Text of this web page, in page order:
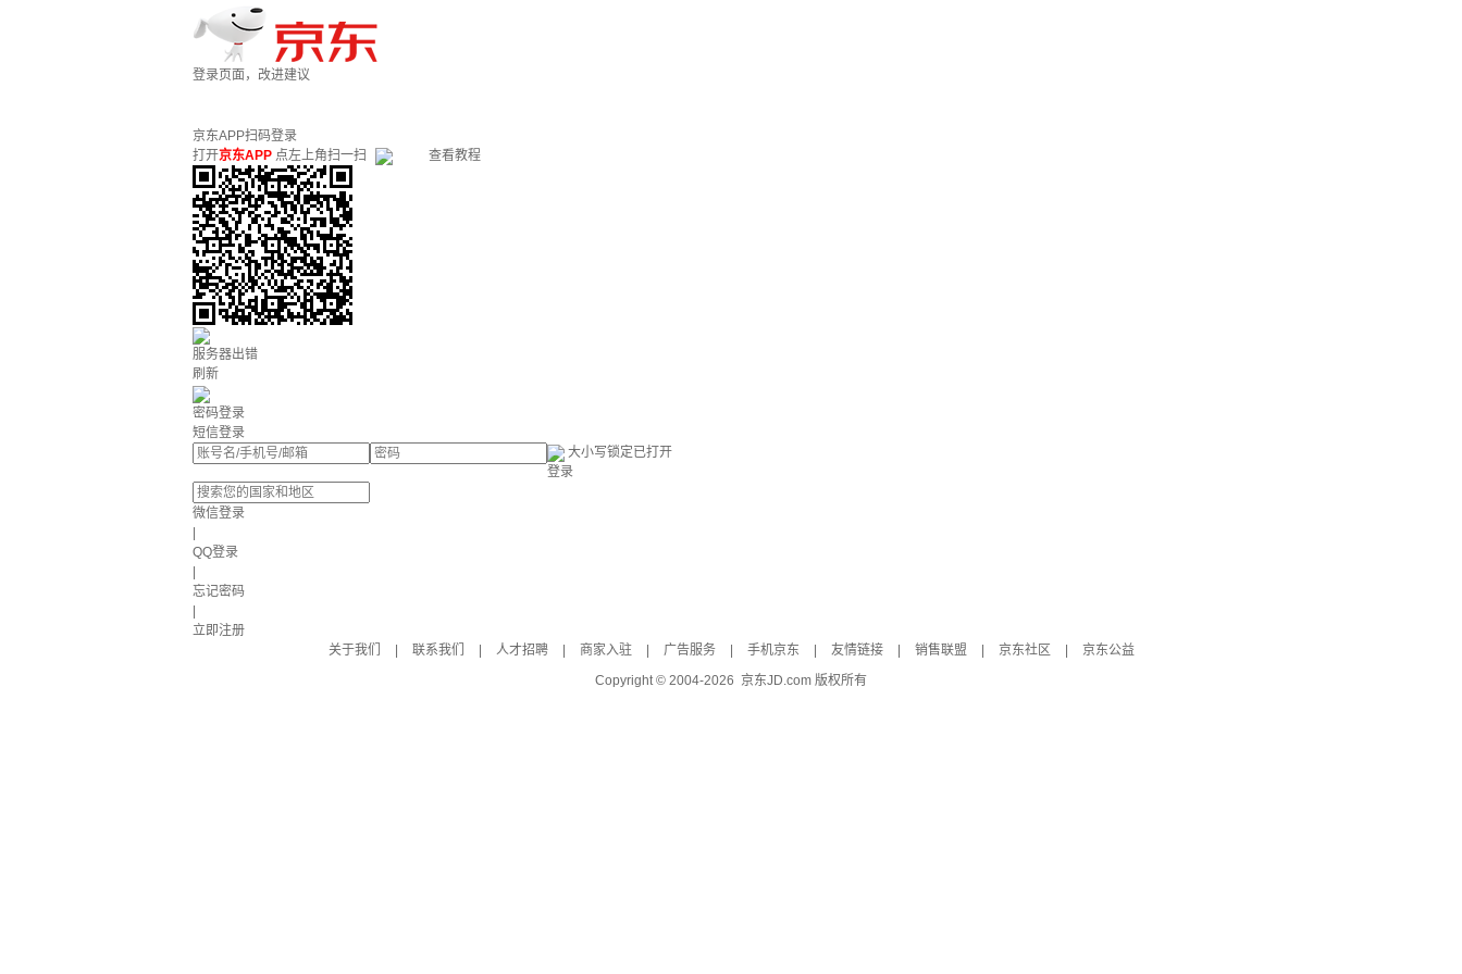
登录页面，改进建议
京东APP扫码登录
打开京东APP 点左上角扫一扫 查看教程
服务器出错
刷新
密码登录
短信登录
大小写锁定已打开
登录
微信登录
QQ登录
忘记密码
立即注册
关于我们
联系我们 人才招聘 商家入驻 广告服务 手机京东 友情链接 销售联盟 京东社区
京东公益
Copyright © 2004-2026 京东JD.com 版权所有